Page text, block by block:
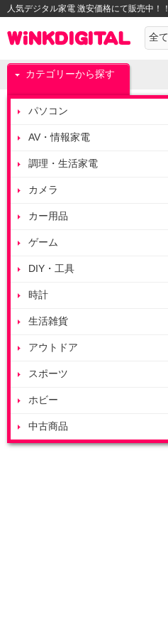
人気デジタル家電 激安価格にて販売中！！
カテゴリーから探す
パソコン
AV・情報家電
調理・生活家電
カメラ
カー用品
ゲーム
DIY・工具
時計
生活雑貨
アウトドア
スポーツ
ホビー
中古商品
ートメーカー
て調理すること...